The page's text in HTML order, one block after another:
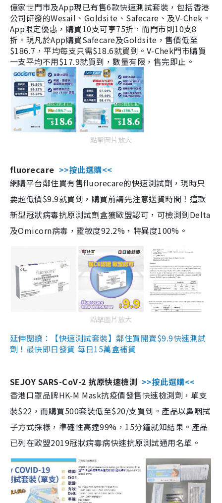
億家世門市及App現已有售6款快速測試套裝，包括香港
公司研發的Wesail、Goldsite、Safecare、及V-Chek。
App限定優惠，購買10支可享75折，而門市則10支8
折。現凡於App購買Safecare及Goldsite，售價低至
$186.7，平均每支只需$18.6就買到。V-Chek門市購買
一支平均不用$17.9就買到，數量有限，售完即止。
點擊圖片放大
fluorecare >>按此選購<<
網購平台鄰住買有售fluorecare的快速測試劑，現時只
要超低價$9.9就買到，購買前請先注意送貨時間！這款
新型冠狀病毒抗原測試劑盒獲歐盟認可，可檢測到Delta
及Omicorn病毒，靈敏度92.2%，特異度100%。
點擊圖片放大
延伸閱讀：【快速測試套裝】鄰住買開賣$9.9快速測試
劑！最快即日發貨 每日15萬盒補貨
SEJOY SARS-CoV-2 抗原快速檢測 >>按此選購<<
香港口罩品牌HK-M Mask抗疫價發售快速檢測劑，單支
裝$22，而購買500套裝低至$20/支買到。產品以鼻咽拭
子方式採樣，準確性高達99%，15分鐘就知結果。產品
已列在歐盟2019冠狀病毒病快速抗原測試通用名單。